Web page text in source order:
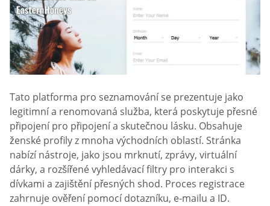
Tato platforma pro seznamování se prezentuje jako
legitimní a renomovaná služba, která poskytuje přesné
připojení pro připojení a skutečnou lásku. Obsahuje
ženské profily z mnoha východních oblastí. Stránka
nabízí nástroje, jako jsou mrknutí, zprávy, virtuální
dárky, a rozšířené vyhledávací filtry pro interakci s
dívkami a zajištění přesných shod. Proces registrace
zahrnuje ověření pomocí dotazníku, e-mailu a ID.